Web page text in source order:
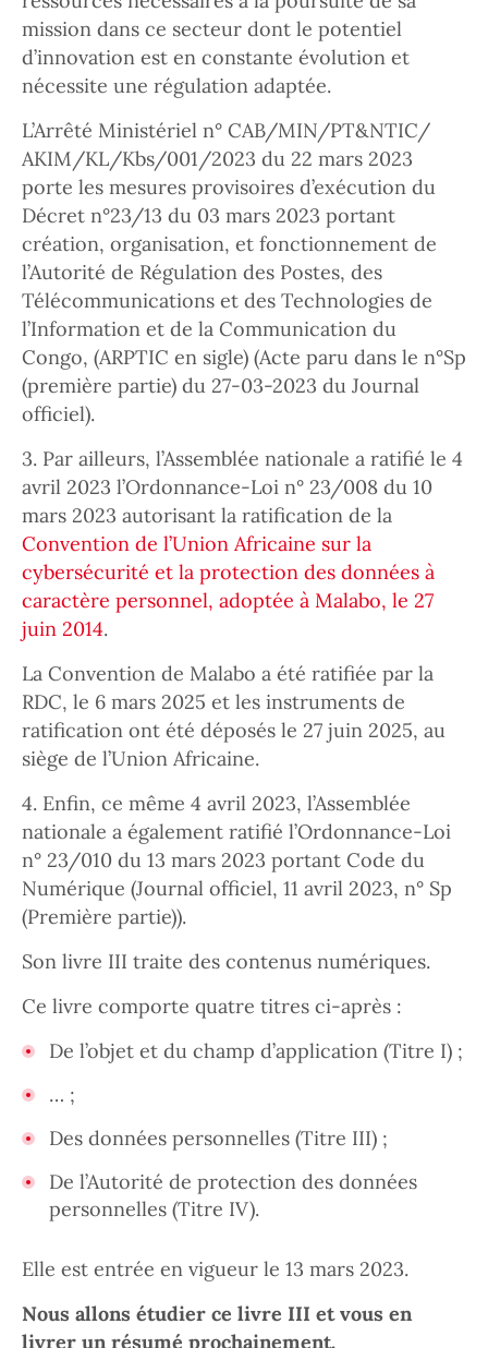
mission dans ce secteur dont le potentiel
d’innovation est en constante évolution et
nécessite une régulation adaptée.
L’Arrêté Ministériel n° CAB/MIN/PT&NTIC/
AKIM/KL/Kbs/001/2023 du 22 mars 2023
porte les mesures provisoires d’exécution du
Décret n°23/13 du 03 mars 2023 portant
création, organisation, et fonctionnement de
l’Autorité de Régulation des Postes, des
Télécommunications et des Technologies de
l’Information et de la Communication du
Congo, (ARPTIC en sigle) (Acte paru dans le n°Sp
(première partie) du 27-03-2023 du Journal
officiel).
3. Par ailleurs, l’Assemblée nationale a ratifié le 4
avril 2023 l’Ordonnance-Loi n° 23/008 du 10
mars 2023 autorisant la ratification de la
Convention de l’Union Africaine sur la
cybersécurité et la protection des données à
caractère personnel, adoptée à Malabo, le 27
juin 2014.
La Convention de Malabo a été ratifiée par la
RDC, le 6 mars 2025 et les instruments de
ratification ont été déposés le 27 juin 2025, au
siège de l’Union Africaine.
4. Enfin, ce même 4 avril 2023, l’Assemblée
nationale a également ratifié l’Ordonnance-Loi
n° 23/010 du 13 mars 2023 portant Code du
Numérique (Journal officiel, 11 avril 2023, n° Sp
(Première partie)).
Son livre III traite des contenus numériques.
Ce livre comporte quatre titres ci-après :
De l’objet et du champ d’application (Titre I) ;
… ;
Des données personnelles (Titre III) ;
De l’Autorité de protection des données
personnelles (Titre IV).
Elle est entrée en vigueur le 13 mars 2023.
Nous allons étudier ce livre III et vous en
livrer un résumé prochainement.